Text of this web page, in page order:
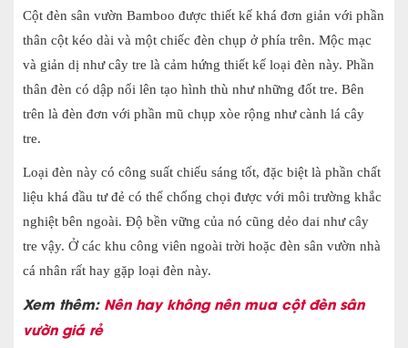
Cột đèn sân vườn Bamboo được thiết kế khá đơn giản với phần
thân cột kéo dài và một chiếc đèn chụp ở phía trên. Mộc mạc
và giản dị như cây tre là cảm hứng thiết kế loại đèn này. Phần
thân đèn có dập nổi lên tạo hình thù như những đốt tre. Bên
trên là đèn đơn với phần mũ chụp xòe rộng như cành lá cây
tre.
Loại đèn này có công suất chiếu sáng tốt, đặc biệt là phần chất
liệu khá đầu tư đẻ có thể chống chọi được với môi trường khắc
nghiệt bên ngoài. Độ bền vững của nó cũng dẻo dai như cây
tre vậy. Ở các khu công viên ngoài trời hoặc đèn sân vườn nhà
cá nhân rất hay gặp loại đèn này.
Xem thêm: Nên hay không nên mua cột đèn sân
vườn giá rẻ